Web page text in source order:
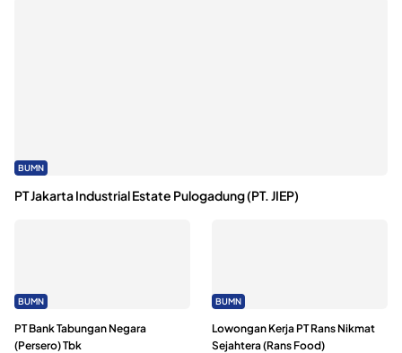
BUMN
PT Jakarta Industrial Estate Pulogadung (PT. JIEP)
BUMN
PT Bank Tabungan Negara
(Persero) Tbk
BUMN
Lowongan Kerja PT Rans Nikmat
Sejahtera (Rans Food)